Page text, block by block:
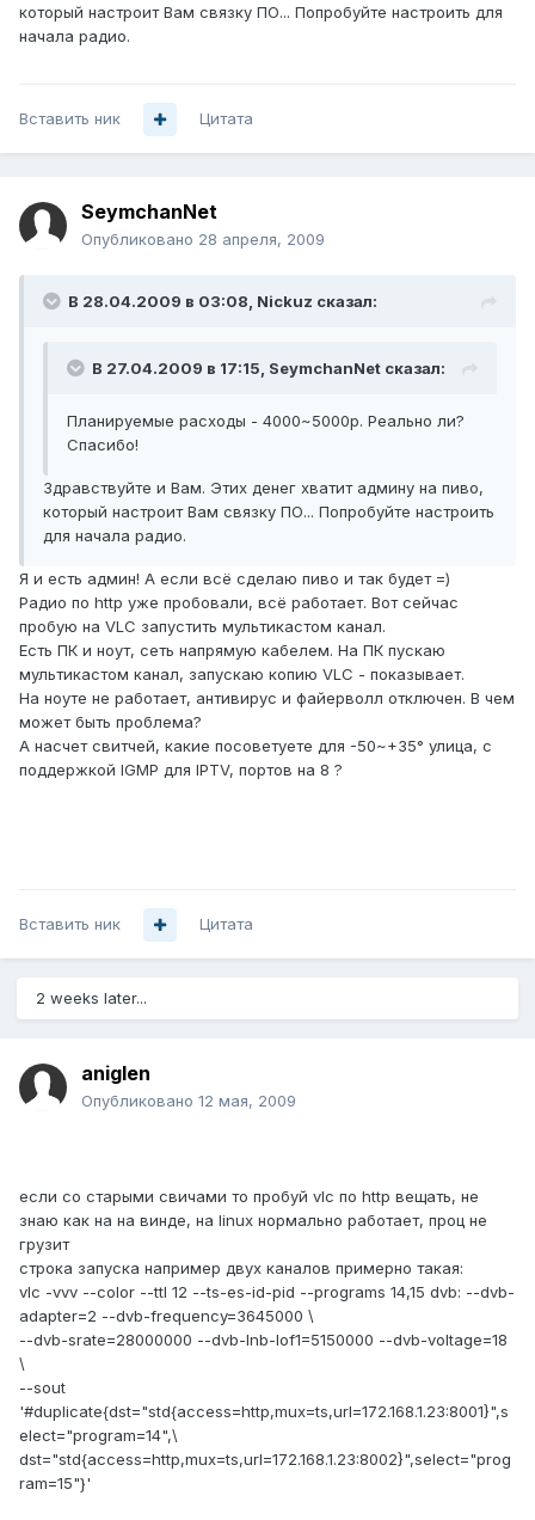
который настроит Вам связку ПО... Попробуйте настроить для
начала радио.
Вставить ник Цитата
SeymchanNet
Опубликовано 28 апреля, 2009
В 28.04.2009 в 03:08, Nickuz сказал:
В 27.04.2009 в 17:15, SeymchanNet сказал:
Планируемые расходы - 4000~5000р. Реально ли?
Спасибо!
Здравствуйте и Вам. Этих денег хватит админу на пиво,
который настроит Вам связку ПО... Попробуйте настроить
для начала радио.
Я и есть админ! А если всё сделаю пиво и так будет =)
Радио по http уже пробовали, всё работает. Вот сейчас
пробую на VLC запустить мультикастом канал.
Есть ПК и ноут, сеть напрямую кабелем. На ПК пускаю
мультикастом канал, запускаю копию VLC - показывает.
На ноуте не работает, антивирус и файерволл отключен. В чем
может быть проблема?
А насчет свитчей, какие посоветуете для -50~+35° улица, с
поддержкой IGMP для IPTV, портов на 8 ?
Вставить ник Цитата
2 weeks later...
aniglen
Опубликовано 12 мая, 2009
если со старыми свичами то пробуй vlc по http вещать, не
знаю как на на винде, на linux нормально работает, проц не
грузит
строка запуска например двух каналов примерно такая:
vlc -vvv --color --ttl 12 --ts-es-id-pid --programs 14,15 dvb: --dvb-
adapter=2 --dvb-frequency=3645000 \
--dvb-srate=28000000 --dvb-lnb-lof1=5150000 --dvb-voltage=18
\
--sout
'#duplicate{dst="std{access=http,mux=ts,url=172.168.1.23:8001}",s
elect="program=14",\
dst="std{access=http,mux=ts,url=172.168.1.23:8002}",select="prog
ram=15"}'